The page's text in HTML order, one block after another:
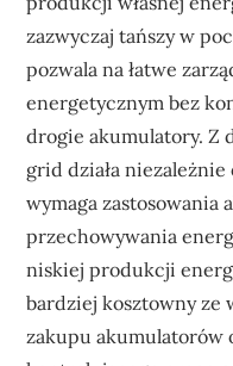
zazwyczaj tańszy w
pozwala na łatwe
energetycznym bez
drogie akumulatory. Z
grid działa
wymaga zastosowania
przechowywania
niskiej produkcji
bardziej kosztowny ze
zakupu akumulatorów